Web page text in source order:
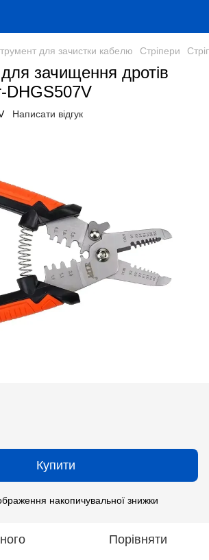
для зачистки кабелю Стріпери
зачищення дротів
DHGS507V
Написати відгук
Купити
накопичувальної знижки
Порівняти